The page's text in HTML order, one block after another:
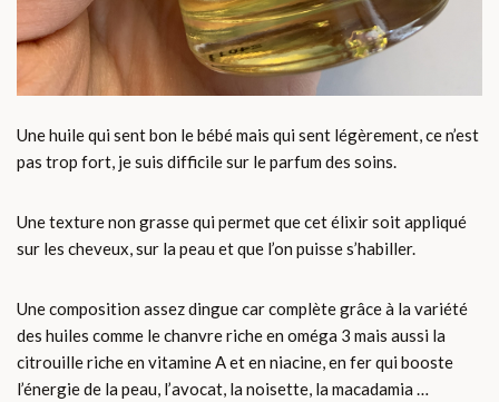
Une huile qui sent bon le bébé mais qui sent légèrement, ce n’est
pas trop fort, je suis difficile sur le parfum des soins.
Une texture non grasse qui permet que cet élixir soit appliqué
sur les cheveux, sur la peau et que l’on puisse s’habiller.
Une composition assez dingue car complète grâce à la variété
des huiles comme le chanvre riche en oméga 3 mais aussi la
citrouille riche en vitamine A et en niacine, en fer qui booste
l’énergie de la peau, l’avocat, la noisette, la macadamia …